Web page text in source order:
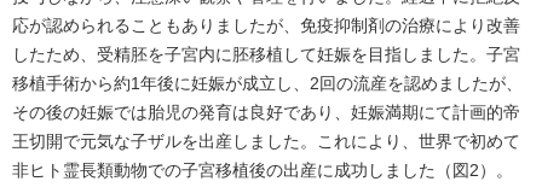
応が認められることもありましたが、免疫抑制剤の治療により改善
したため、受精胚を子宮内に胚移植して妊娠を目指しました。子宮
移植手術から約1年後に妊娠が成立し、2回の流産を認めましたが、
その後の妊娠では胎児の発育は良好であり、妊娠満期にて計画的帝
王切開で元気な子ザルを出産しました。これにより、世界で初めて
非ヒト霊長類動物での子宮移植後の出産に成功しました（図2）。